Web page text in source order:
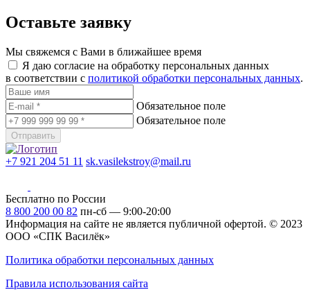
Оставьте заявку
Мы свяжемся с Вами в ближайшее время
Я даю согласие на обработку персональных данных
в соответствии с политикой обработки персональных данных.
Обязательное поле
Обязательное поле
Отправить
+7 921 204 51 11 sk.vasilekstroy@mail.ru
Бесплатно по России
8 800 200 00 82 пн-сб — 9:00-20:00
Информация на сайте не является публичной офертой. © 2023
ООО «СПК Василёк»
Политика обработки персональных данных
Правила использования сайта